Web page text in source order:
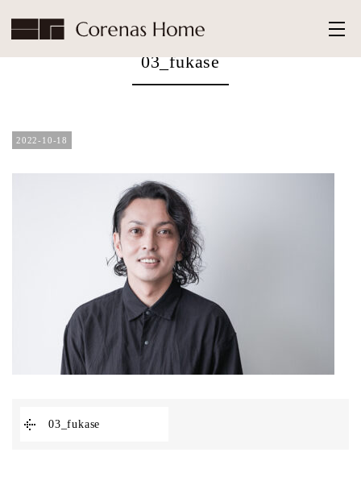
03_fukase
2022-10-18
03_fukase